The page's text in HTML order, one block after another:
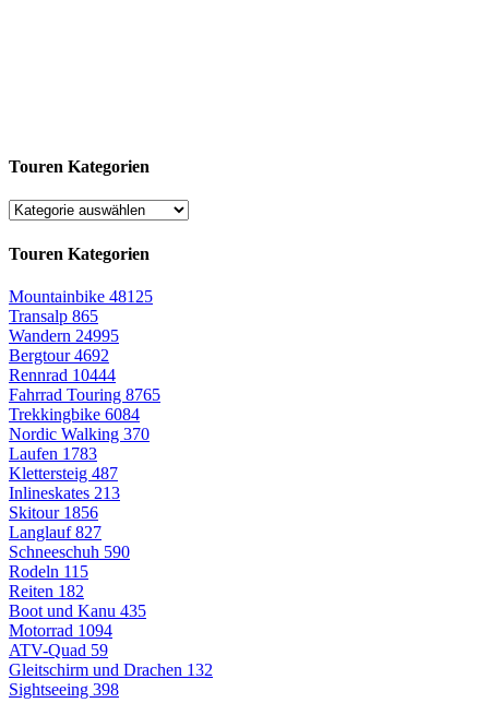
Touren Kategorien
Touren Kategorien
Mountainbike 48125
Transalp 865
Wandern 24995
Bergtour4692
Rennrad 10444
Fahrrad Touring 8765
Trekkingbike 6084
Nordic Walking 370
Laufen 1783
Klettersteig 487
Inlineskates 213
Skitour 1856
Langlauf827
Schneeschuh 590
Rodeln 115
Reiten 182
Boot und Kanu 435
Motorrad 1094
ATV-Quad 59
Gleitschirm und Drachen 132
Sightseeing 398